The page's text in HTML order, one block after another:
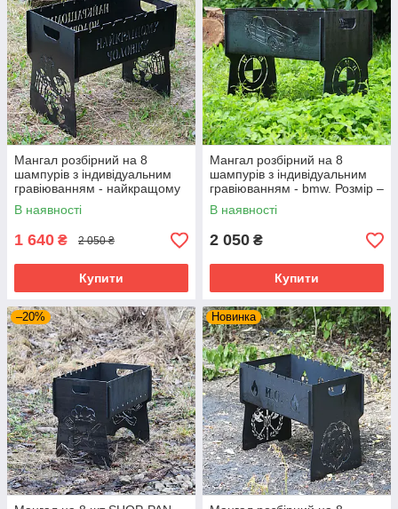
Мангал розбірний на 8
шампурів з індивідуальним
гравіюванням - найкращому
чоловікові. Мангал для
подарунка
В наявності
1 640 ₴ 2 050 ₴
Купити
Мангал розбірний на 8
шампурів з індивідуальним
гравіюванням - bmw. Розмір –
500х300х440 мм
В наявності
2 050 ₴
Купити
–20% Новинка